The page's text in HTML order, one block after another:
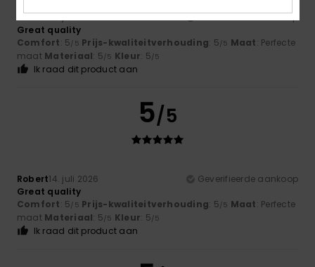
Robert14. juli 2026
Geverifieerde aankoop
Great quality
Comfort: 5/5 Prijs-kwaliteitverhouding: 5/5 Maat: Perfecte
maat Materiaal: 5/5 Kleur: 5/5
Ik raad dit product aan
5/5
Robert14. juli 2026
Geverifieerde aankoop
Great quality
Comfort: 5/5 Prijs-kwaliteitverhouding: 5/5 Maat: Perfecte
maat Materiaal: 5/5 Kleur: 5/5
Ik raad dit product aan